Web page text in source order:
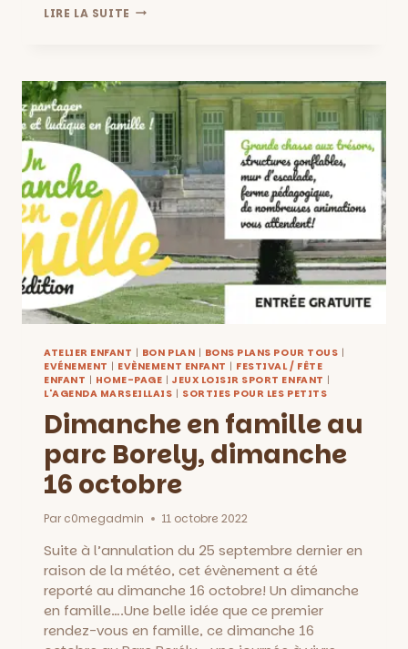
LIRE LA SUITE CINÉANIMÉ
DU
19
OCTOBRE
AU
15
NOVEMBRE
2022
ATELIER ENFANT | BON PLAN | BONS PLANS POUR TOUS |
EVÉNEMENT | EVÈNEMENT ENFANT | FESTIVAL / FÊTE
ENFANT | HOME-PAGE |JEUX LOISIR SPORT ENFANT |
L'AGENDA MARSEILLAIS | SORTIES POUR LES PETITS
Dimanche en famille au
parc Borely, dimanche
16 octobre
Par c0megadmin 11 octobre 2022
Suite à l’annulation du 25 septembre dernier en
raison de la météo, cet évènement a été
reporté au dimanche 16 octobre! Un dimanche
en famille….Une belle idée que ce premier
rendez-vous en famille, ce dimanche 16